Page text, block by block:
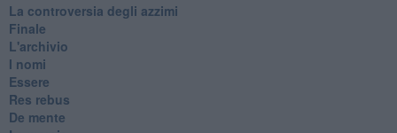
La controversia degli azzimi
Finale
L'archivio
I nomi
Essere
Res rebus
De mente